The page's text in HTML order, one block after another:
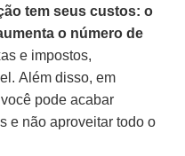
tem seus custos: o
o número de
e impostos,
Além disso, em
pode acabar
e não aproveitar todo o